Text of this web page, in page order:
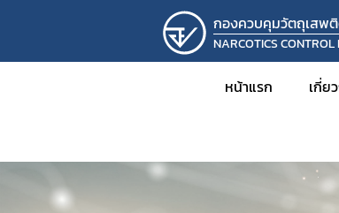
กองควบคุมวัตถุเสพ
NARCOTICS CONTROL
หน้าแรก เกี่ย